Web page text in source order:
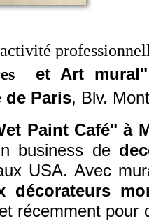
et Art mural"
Paris, Blv.
Paint Café" à
business de
USA. Avec
décorateurs
récemment pour